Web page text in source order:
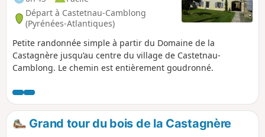
Départ à Castetnau-Camblong
(Pyrénées-Atlantiques)
Petite randonnée simple à partir du Domaine de la
Castagnère jusqu’au centre du village de Castetnau-
Camblong. Le chemin est entièrement goudronné.
Grand tour du bois de la Castagnère